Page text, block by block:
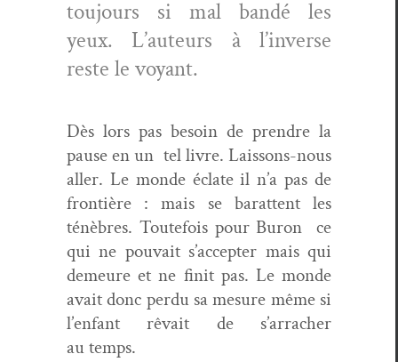
tou­jours si mal bandé les
yeux. L’auteurs à l’inverse
reste le voyant.
Dès lors pas besoin de pren­dre la
pause en un tel livre. Lais­sons-nous
aller. Le monde éclate il n’a pas de
fron­tière : mais se barat­tent les
ténèbres. Toute­fois pour Buron ce
qui ne pou­vait s’accepter mais qui
demeure et ne finit pas. Le monde
avait donc per­du sa mesure même si
l’enfant rêvait de s’arracher
au temps.